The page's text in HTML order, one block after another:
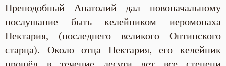
Преподобный Анатолий дал новоначальному
послушание быть келейником иеромонаха
Нектария, (последнего великого Оптинского
старца). Около отца Нектария, его келейник